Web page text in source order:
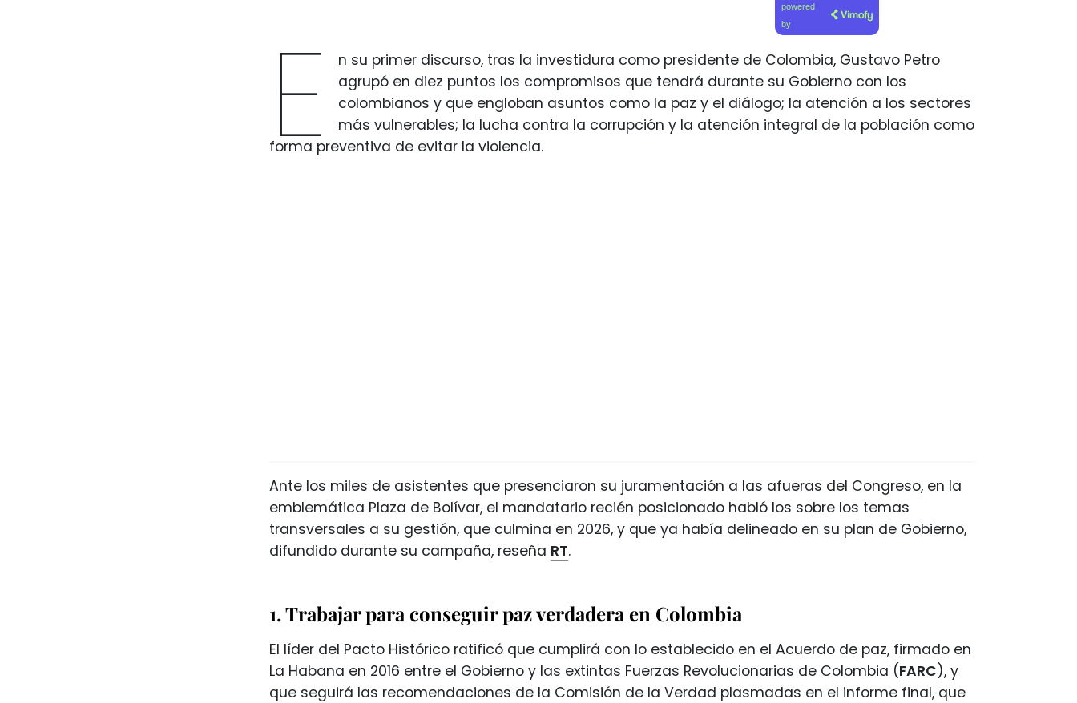
powered
by
E
n su primer discurso, tras la investidura como presidente de Colombia, Gustavo Petro
agrupó en diez puntos los compromisos que tendrá durante su Gobierno con los
colombianos y que engloban asuntos como la paz y el diálogo; la atención a los sectores
más vulnerables; la lucha contra la corrupción y la atención integral de la población como
forma preventiva de evitar la violencia.
Ante los miles de asistentes que presenciaron su juramentación a las afueras del Congreso, en la
emblemática Plaza de Bolívar, el mandatario recién posicionado habló los sobre los temas
transversales a su gestión, que culmina en 2026, y que ya había delineado en su plan de Gobierno,
difundido durante su campaña, reseña RT.
1. Trabajar para conseguir paz verdadera en Colombia
El líder del Pacto Histórico ratificó que cumplirá con lo establecido en el Acuerdo de paz, firmado en
La Habana en 2016 entre el Gobierno y las extintas Fuerzas Revolucionarias de Colombia (FARC), y
que seguirá las recomendaciones de la Comisión de la Verdad plasmadas en el informe final, que